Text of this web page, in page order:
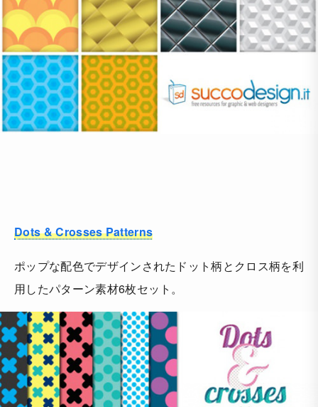
Dots & Crosses Patterns
ポップな配色でデザインされたドット柄とクロス柄を利
用したパターン素材6枚セット。